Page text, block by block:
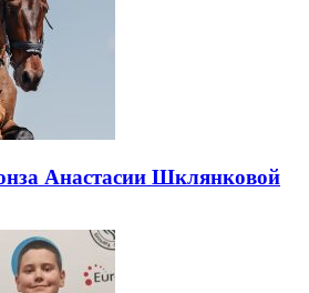
Анастасии Шклянковой